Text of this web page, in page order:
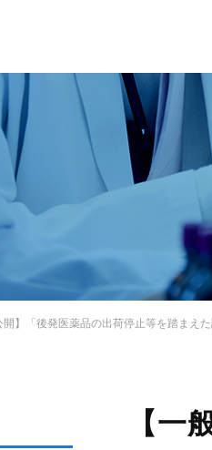
開】「後発医薬品の出荷停止等を踏まえ
【一